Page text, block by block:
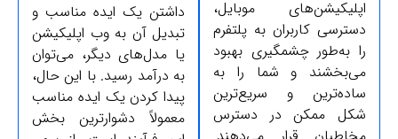
موبایل،
کاربران به پلتفرم
به‌طور چشمگیری بهبود
و شما را به
و سریع‌ترین
ممکن در دسترس
داشتن یک ایده مناسب و
تبدیل آن به وب اپلیکیشن
یا مدل‌های دیگر، می‌توان
به درآمد رسید. با این حال،
پیدا کردن یک ایده مناسب
معمولاً دشوارترین بخش